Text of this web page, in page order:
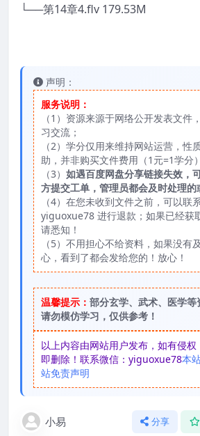
└──第14章4.flv 179.53M
声明：
服务说明：
（1）资源来源于网络公开发表文件
习交流；
（2）学分仅用来维持网站运营，性
助，并非购买文件费用（1元=1学分
（3） 如遇百度网盘分享链接失效，
方提交工单，管理员都会及时处理的
（4）在您未收到文件之前，可以联
yiguoxue78 进行退款；如果已经获
请悉知！
（5）不用担心不给资料，如果没有
心，看到了都会发给您的！放心！
温馨提示： 部分玄学、武术、医学
请勿模仿学习，仅供参考！
以上内容由网站用户发布，如有侵权
即删除！联系微信：yiguoxue78本
站免责声明
小易 分享